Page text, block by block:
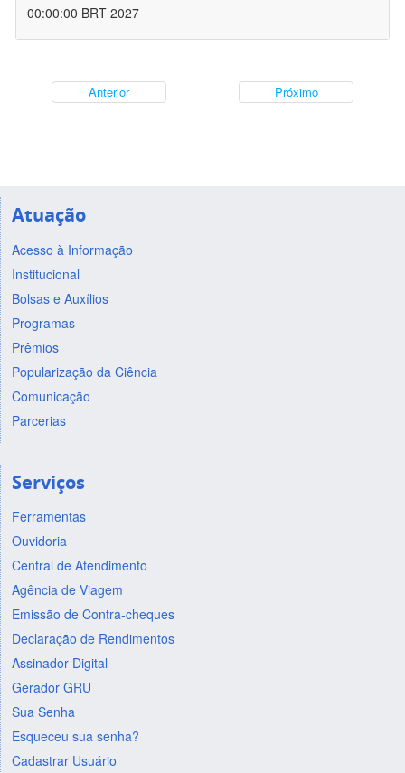
00:00:00 BRT 2027
Anterior Próximo
Atuação
Acesso à Informação
Institucional
Bolsas e Auxílios
Programas
Prêmios
Popularização da Ciência
Comunicação
Parcerias
Serviços
Ferramentas
Ouvidoria
Central de Atendimento
Agência de Viagem
Emissão de Contra-cheques
Declaração de Rendimentos
Assinador Digital
Gerador GRU
Sua Senha
Esqueceu sua senha?
Cadastrar Usuário